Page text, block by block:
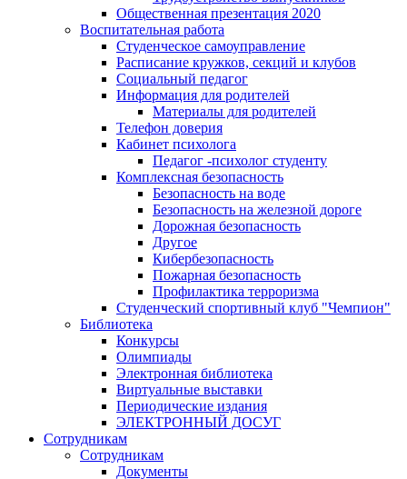
Общественная презентация 2020
Воспитательная работа
Студенческое самоуправление
Расписание кружков, секций и клубов
Социальный педагог
Информация для родителей
Материалы для родителей
Телефон доверия
Кабинет психолога
Педагог -психолог студенту
Комплексная безопасность
Безопасность на воде
Безопасность на железной дороге
Дорожная безопасность
Другое
Кибербезопасность
Пожарная безопасность
Профилактика терроризма
Студенческий спортивный клуб "Чемпион"
Библиотека
Конкурсы
Олимпиады
Электронная библиотека
Виртуальные выставки
Периодические издания
ЭЛЕКТРОННЫЙ ДОСУГ
Сотрудникам
Сотрудникам
Документы